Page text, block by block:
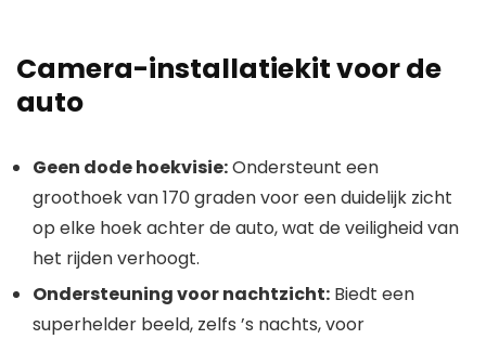
Camera-installatiekit voor de
auto
Geen dode hoekvisie:Ondersteunt een
groothoek van 170 graden voor een duidelijk zicht
op elke hoek achter de auto, wat de veiligheid van
het rijden verhoogt.
Ondersteuning voor nachtzicht: Biedt een
superhelder beeld, zelfs ’s nachts, voor